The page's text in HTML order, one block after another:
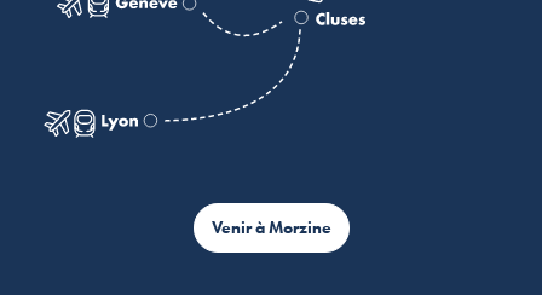
Venir à Morzine